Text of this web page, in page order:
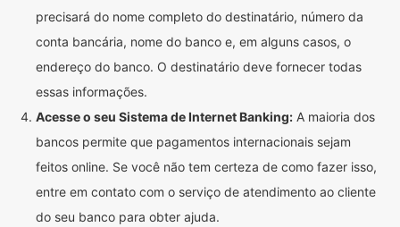
precisará do nome completo do destinatário, número da
conta bancária, nome do banco e, em alguns casos, o
endereço do banco. O destinatário deve fornecer todas
essas informações.
Acesse o seu Sistema de Internet Banking: A maioria dos
bancos permite que pagamentos internacionais sejam
feitos online. Se você não tem certeza de como fazer isso,
entre em contato com o serviço de atendimento ao cliente
do seu banco para obter ajuda.